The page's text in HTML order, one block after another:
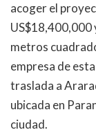
acoger el
US$18,400,000
metros
empresa de
traslada a
ubicada en
ciudad.